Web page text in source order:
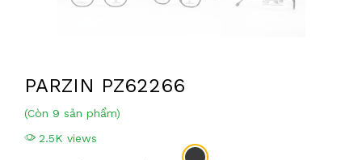
PARZIN PZ62266
(Còn 9 sản phẩm)
2.5K views